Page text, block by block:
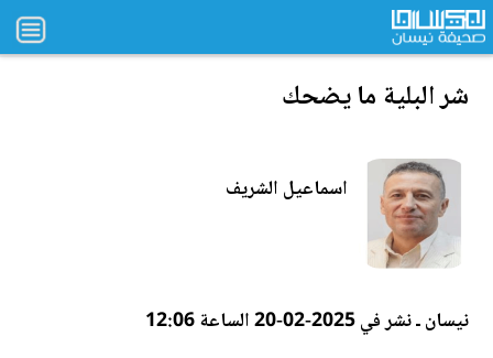
شر البلية ما يضحك
اسماعيل الشريف
نيسان ـ نشر في 2025-02-20 الساعة 12:06